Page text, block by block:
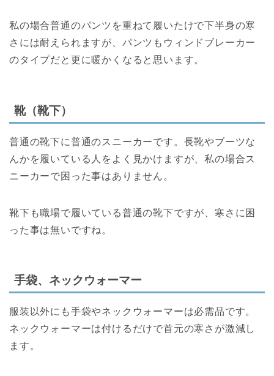
私の場合普通のパンツを重ねて履いたけで下半身の寒
さには耐えられますが、パンツもウィンドブレーカー
のタイプだと更に暖かくなると思います。
靴（靴下）
普通の靴下に普通のスニーカーです。長靴やブーツな
んかを履いている人をよく見かけますが、私の場合ス
ニーカーで困った事はありません。
靴下も職場で履いている普通の靴下ですが、寒さに困
った事は無いですね。
手袋、ネックウォーマー
服装以外にも手袋やネックウォーマーは必需品です。
ネックウォーマーは付けるだけで首元の寒さが激減し
ます。